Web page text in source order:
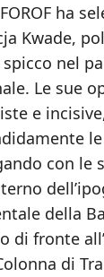
ha
Kwade,
nel
Le sue
e
con le
della
di fronte
di